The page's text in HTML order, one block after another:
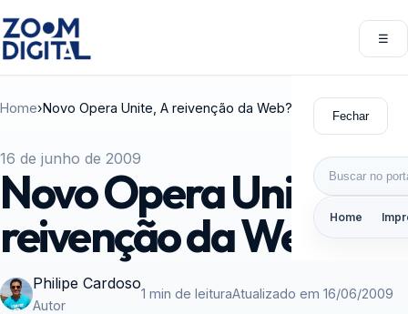
☰
Fechar
Buscar por:
Home
Home›Novo Opera Unite, A reivenção da Web?
16 de junho de 2009
Novo Opera Unite, A
reivenção da Web?
Philipe Cardoso
Autor
1 min de leituraAtualizado em 16/06/2009